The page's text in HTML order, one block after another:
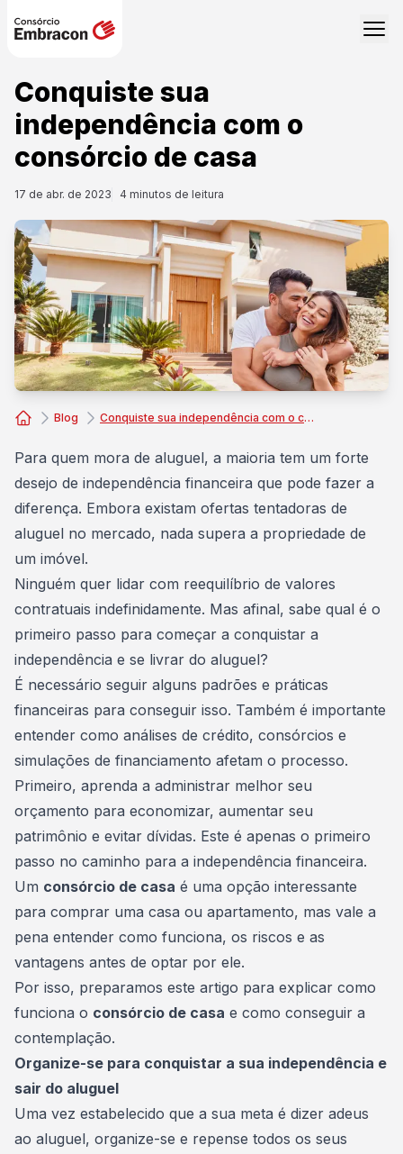
Conquiste sua
independência com o
consórcio de casa
17 de abr. de 2023 4 minutos de leitura
Blog Conquiste sua independência com o consórcio de casa
Para quem mora de aluguel, a maioria tem um forte
desejo de independência financeira que pode fazer a
diferença. Embora existam ofertas tentadoras de
aluguel no mercado, nada supera a propriedade de
um imóvel.
Ninguém quer lidar com reequilíbrio de valores
contratuais indefinidamente. Mas afinal, sabe qual é o
primeiro passo para começar a conquistar a
independência e se livrar do aluguel?
É necessário seguir alguns padrões e práticas
financeiras para conseguir isso. Também é importante
entender como análises de crédito, consórcios e
simulações de financiamento afetam o processo.
Primeiro, aprenda a administrar melhor seu
orçamento para economizar, aumentar seu
patrimônio e evitar dívidas. Este é apenas o primeiro
passo no caminho para a independência financeira.
Um consórcio de casa é uma opção interessante
para comprar uma casa ou apartamento, mas vale a
pena entender como funciona, os riscos e as
vantagens antes de optar por ele.
Por isso, preparamos este artigo para explicar como
funciona o consórcio de casa e como conseguir a
contemplação.
Organize-se para conquistar a sua independência e
sair do aluguel
Uma vez estabelecido que a sua meta é dizer adeus
ao aluguel, organize-se e repense todos os seus